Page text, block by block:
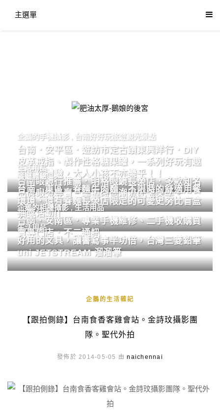
主選單
肥油太厚-鵝娘的後宮
企鵝的手機攝影 台南好好玩旅遊觀光景點
台南．安平區．遊訪市定古蹟東興洋行．DIY
皮革戒指、製作性格糖果罐，一系列好玩有趣
的手作體驗，大人小孩不亦樂乎！！
生活用品
台南眼鏡行推薦．明格眼鏡長榮店．多款知名
品牌眼鏡專賣．掌握時尚潮流配鏡美學。
餐廳體驗
台南．東區．眷麵牛肉麵．不限時的舒適用餐
環境．還有眷麵長榮店限定的可愛史努比盲盒
抽獎活動!!
企鵝的相機攝影,生活用品
台南．安南區．專業手機維修、二手機收購買
賣專門店．不二通訊
生活用品
好用的文具，讓書寫事半功倍，台灣三菱鉛筆
uni JETSTREAM 溜溜筆
企鵝的生活雜記
【跟拍側錄】台南食香客雞會站。金詩玟攝影團
隊。聖代外拍
發佈於 2014-05-05 由naichennai